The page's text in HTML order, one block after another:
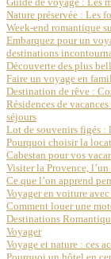
Nature préservée : Les
Week-end romantique
Embarquez pour un
destinations
Découverte des plus
Faire un voyage en
Destination de rêve :
Résidences de
séjours
Lot de souvenirs figés :
Pourquoi choisir la
Cabestan pour vos
Visiter la Provence,
Ce que l’on apprend
Voyager en voiture
Comment louer une
Destinations
Voyager
Voyage et nature : ces